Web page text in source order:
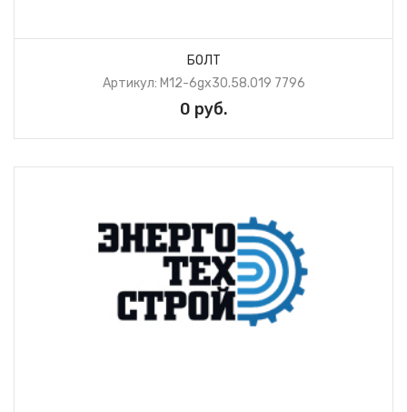
БОЛТ
Артикул: М12-6gх30.58.019 7796
0 руб.